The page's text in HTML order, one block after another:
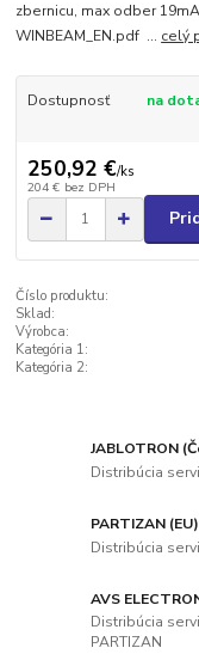
zbernicu, max odber
WINBEAM_EN.pdf ... celý
Dostupnosť na
250,92 €/ks
204 € bez DPH
Číslo produktu:
Sklad:
Výrobca:
Kategória 1:
Kategória 2:
JABLOTRON
Distribúcia
PARTIZAN (EU)
Distribúcia
AVS
Distribúcia
PARTIZAN